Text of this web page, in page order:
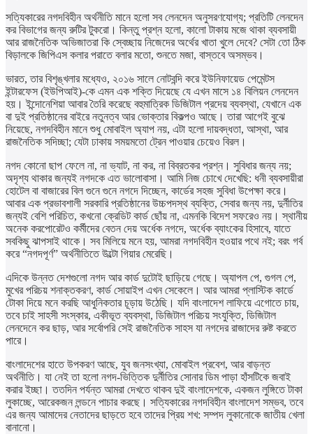
সত্যিকারের নগদবিহীন অর্থনীতি মানে হলো সব লেনদেন অনুসরণযোগ্য; প্রতিটি লেনদেন
কর বিভাগের জন্য রুটির টুকরো। কিন্তু প্রশ্ন হলো, কালো টাকায় মজে থাকা ব্যবসায়ী
আর রাজনৈতিক অভিজাতরা কি স্বেচ্ছায় নিজেদের অর্থের খাতা খুলে দেবে? সেটা তো ঠিক
বিড়ালকে জিপিএস কলার পরাতে বলার মতো, শুনতে মজা, বাস্তবে অসম্ভব।
ভারত, তার বিশৃঙ্খলার মধ্যেও, ২০১৬ সালে নোটবন্দি করে ইউনিফায়েড পেমেন্টস
ইন্টারফেস (ইউপিআই)-কে এমন এক শক্তি দিয়েছে যে এখন মাসে ১৪ বিলিয়ন লেনদেন
হয়। ইন্দোনেশিয়া আবার তৈরি করেছে বহুমাত্রিক ডিজিটাল প্রদেয় ব্যবস্থা, যেখানে এক
বা দুই প্রতিষ্ঠানের বাইরে নতুনত্ব আর ভোক্তার বিকল্পও আছে। তারা আগেই বুঝে
নিয়েছে, নগদবিহীন মানে শুধু মোবাইল অ্যাপ নয়, এটা হলো দায়বদ্ধতা, আস্থা, আর
রাজনৈতিক সদিচ্ছা; যেটা ঢাকায় সময়মতো ট্রেন পাওয়ার চেয়েও বিরল।
নগদ কোনো ছাপ ফেলে না, না ভ্যাট, না কর, না বিব্রতকর প্রশ্ন। সুবিধার জন্য নয়;
অদৃশ্য থাকার জন্যই নগদকে এত ভালোবাসা। আমি নিজ চোখে দেখেছি: ধনী ব্যবসায়ীরা
হোটেল বা বাজারের বিল গুনে গুনে নগদে দিচ্ছেন, কার্ডের সহজ সুবিধা উপেক্ষা করে।
আবার এক প্রভাবশালী সরকারি প্রতিষ্ঠানের উচ্চপদস্থ ব্যক্তি, সেবার জন্য নয়, দুর্নীতির
জন্যই বেশি পরিচিত, কখনো ক্রেডিট কার্ড ছোঁয় না, এমনকি বিদেশ সফরেও নয়। স্থানীয়
অনেক করপোরেটও কর্মীদের বেতন দেয় অর্ধেক নগদে, অর্ধেক ব্যাংকের হিসাবে, যাতে
সবকিছু ঝাপসাই থাকে। সব মিলিয়ে মনে হয়, আমরা নগদবিহীন হওয়ার পথে নই; বরং গর্ব
করে “নগদপূর্ণ” অর্থনীতিতে উল্টো গিয়ার মেরেছি।
এদিকে উন্নত দেশগুলো নগদ আর কার্ড দুটোই ছাড়িয়ে গেছে। অ্যাপল পে, গুগল পে,
মুখের পরিচয় শনাক্তকরণ, কার্ড সোয়াইপ এখন সেকেলে। আর আমরা প্লাস্টিক কার্ডে
টোকা দিয়ে মনে করছি আধুনিকতার চূড়ায় উঠেছি। যদি বাংলাদেশ লাফিয়ে এগোতে চায়,
তবে চাই সাহসী সংস্কার, একীভূত ব্যবস্থা, ডিজিটাল পরিচয় সংযুক্তি, ডিজিটাল
লেনদেনে কর ছাড়, আর সর্বোপরি সেই রাজনৈতিক সাহস যা নগদের রাজাদের রুষ্ট করতে
পারে।
বাংলাদেশের হাতে উপকরণ আছে, যুব জনসংখ্যা, মোবাইল প্রবেশ, আর বাড়ন্ত
অর্থনীতি। যা নেই তা হলো নগদ-ভিত্তিক দুর্নীতির সোনার ডিম পাড়া হাঁসটিকে জবাই
করার ইচ্ছা। ততদিন পর্যন্ত আমরা দেখতে থাকব দুই বাংলাদেশকে, একজন লুঙ্গিতে টাকা
লুকাচ্ছে, আরেকজন লন্ডনে পাচার করছে। সত্যিকারের নগদবিহীন বাংলাদেশ সম্ভব, তবে
এর জন্য আমাদের নেতাদের ছাড়তে হবে তাদের প্রিয় শখ: সম্পদ লুকানোকে জাতীয় খেলা
বানানো।